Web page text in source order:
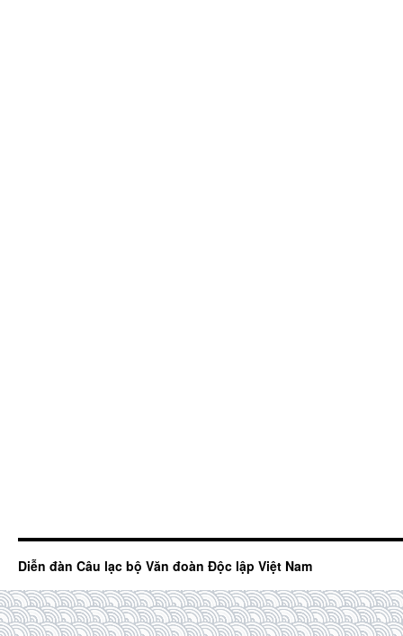
Diễn đàn Câu lạc bộ Văn đoàn Độc lập Việt Nam